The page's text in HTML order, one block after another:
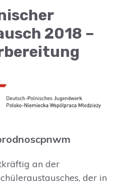
2018 –
an der
der in